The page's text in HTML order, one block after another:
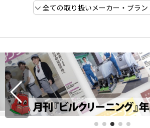
全ての取り扱いメーカー・ブラン